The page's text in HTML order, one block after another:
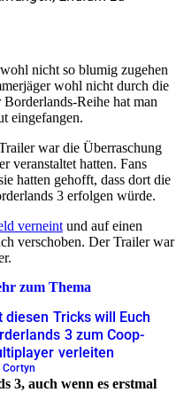
nicht so blumig zugehen
wohl nicht durch die
Reihe hat man
eingefangen.
war die Überraschung
veranstaltet hatten. Fans
hatten gehofft, dass dort die
3 erfolgen würde.
verneint und auf einen
verschoben. Der Trailer war
zum Thema
diesen Tricks will Euch
3 zum Coop-
verleiten
Cortyn
3, auch wenn es erstmal